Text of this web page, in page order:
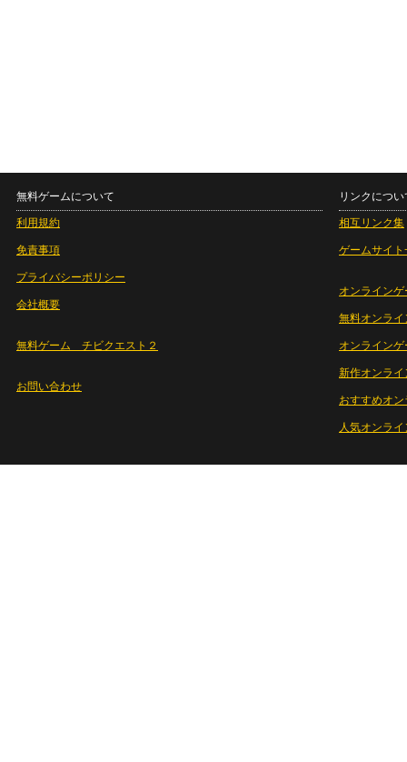
無料ゲームについて
利用規約
免責事項
プライバシーポリシー
会社概要
無料ゲーム チビクエスト２
お問い合わせ
リンクについ
相互リンク集
ゲームサイト
オンラインゲ
無料オンライ
オンライン
新作オンライ
おすすめオ
人気オンラ